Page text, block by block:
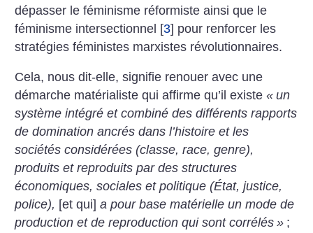
dépasser le féminisme réformiste ainsi que le
féminisme intersectionnel [3] pour renforcer les
stratégies féministes marxistes révolutionnaires.
Cela, nous dit-elle, signifie renouer avec une
démarche matérialiste qui affirme qu’il existe« un
système intégré et combiné des différents rapports
de domination ancrés dans l’histoire et les
sociétés considérées (classe, race, genre),
produits et reproduits par des structures
économiques, sociales et politique (État, justice,
police), [et qui]a pour base matérielle un mode de
production et de reproduction qui sont corrélés » ;